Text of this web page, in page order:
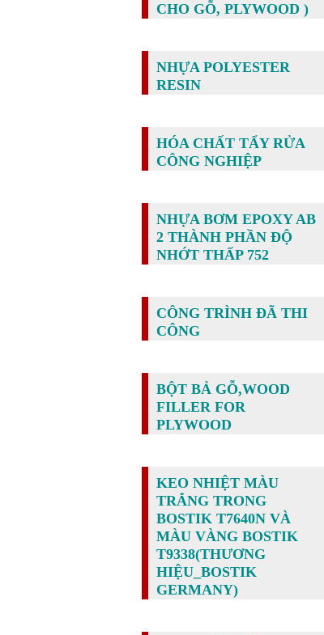
CHO GỖ, PLYWOOD )
NHỰA POLYESTER
RESIN
HÓA CHẤT TẨY RỬA
CÔNG NGHIỆP
NHỰA BƠM EPOXY AB
2 THÀNH PHẦN ĐỘ
NHỚT THẤP 752
CÔNG TRÌNH ĐÃ THI
CÔNG
BỘT BẢ GỖ,WOOD
FILLER FOR
PLYWOOD
KEO NHIỆT MÀU
TRẮNG TRONG
BOSTIK T7640N VÀ
MÀU VÀNG BOSTIK
T9338(THƯƠNG
HIỆU_BOSTIK
GERMANY)